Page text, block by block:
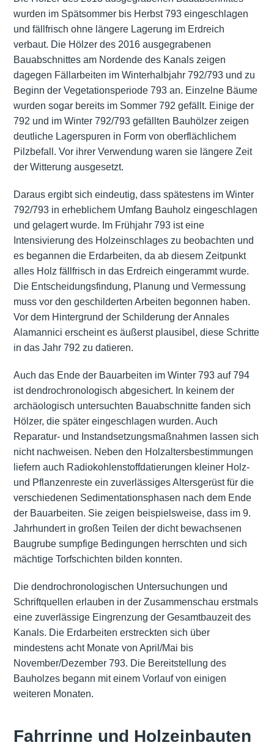
wurden im Spätsommer bis Herbst 793 eingeschlagen
und fällfrisch ohne längere Lagerung im Erdreich
verbaut. Die Hölzer des 2016 ausgegrabenen
Bauabschnittes am Nordende des Kanals zeigen
dagegen Fällarbeiten im Winterhalbjahr 792/793 und zu
Beginn der Vegetationsperiode 793 an. Einzelne Bäume
wurden sogar bereits im Sommer 792 gefällt. Einige der
792 und im Winter 792/793 gefällten Bauhölzer zeigen
deutliche Lagerspuren in Form von oberflächlichem
Pilzbefall. Vor ihrer Verwendung waren sie längere Zeit
der Witterung ausgesetzt.
Daraus ergibt sich eindeutig, dass spätestens im Winter
792/793 in erheblichem Umfang Bauholz eingeschlagen
und gelagert wurde. Im Frühjahr 793 ist eine
Intensivierung des Holzeinschlages zu beobachten und
es begannen die Erdarbeiten, da ab diesem Zeitpunkt
alles Holz fällfrisch in das Erdreich eingerammt wurde.
Die Entscheidungsfindung, Planung und Vermessung
muss vor den geschilderten Arbeiten begonnen haben.
Vor dem Hintergrund der Schilderung der Annales
Alamannici erscheint es äußerst plausibel, diese Schritte
in das Jahr 792 zu datieren.
Auch das Ende der Bauarbeiten im Winter 793 auf 794
ist dendrochronologisch abgesichert. In keinem der
archäologisch untersuchten Bauabschnitte fanden sich
Hölzer, die später eingeschlagen wurden. Auch
Reparatur- und Instandsetzungsmaßnahmen lassen sich
nicht nachweisen. Neben den Holzaltersbestimmungen
liefern auch Radiokohlenstoffdatierungen kleiner Holz-
und Pflanzenreste ein zuverlässiges Altersgerüst für die
verschiedenen Sedimentationsphasen nach dem Ende
der Bauarbeiten. Sie zeigen beispielsweise, dass im 9.
Jahrhundert in großen Teilen der dicht bewachsenen
Baugrube sumpfige Bedingungen herrschten und sich
mächtige Torfschichten bilden konnten.
Die dendrochronologischen Untersuchungen und
Schriftquellen erlauben in der Zusammenschau erstmals
eine zuverlässige Eingrenzung der Gesamtbauzeit des
Kanals. Die Erdarbeiten erstreckten sich über
mindestens acht Monate von April/Mai bis
November/Dezember 793. Die Bereitstellung des
Bauholzes begann mit einem Vorlauf von einigen
weiteren Monaten.
Fahrrinne und Holzeinbauten